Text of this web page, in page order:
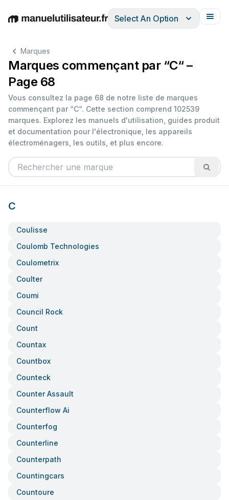
EnglishDeutschEspañolItalianoFrançais
Select An Option
Marques
Marques commençant par “C“ –
Page 68
Vous consultez la page 68 de notre liste de marques
commençant par “C“. Cette section comprend 102539
marques. Explorez les manuels d'utilisation, guides produit
et documentation pour l'électronique, les appareils
électroménagers, les outils, et plus encore.
C
Coulisse
Coulomb Technologies
Coulometrix
Coulter
Coumi
Council Rock
Count
Countax
Countbox
Counteck
Counter Assault
Counterflow Ai
Counterfog
Counterline
Counterpath
Countingcars
Countoure